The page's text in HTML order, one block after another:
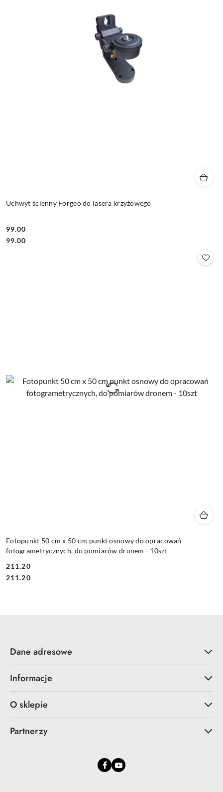
Uchwyt ścienny Forgeo do lasera krzyżowego
Cena:
99.00
Cena:
99.00
Fotopunkt 50 cm x 50 cm punkt osnowy do opracowań
fotogrametrycznych, do pomiarów dronem - 10szt
Cena:
211.20
Cena:
211.20
Dane adresowe
Informacje
O sklepie
Partnerzy